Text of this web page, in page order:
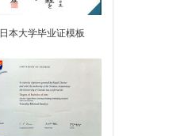
日本大学毕业证模板